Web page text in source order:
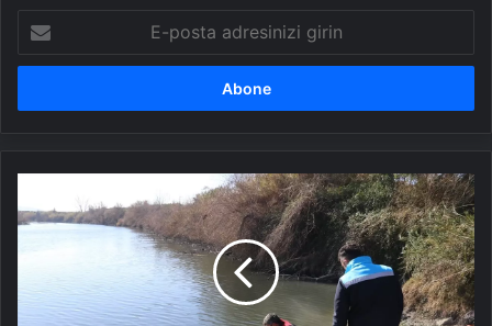
posta
adresinizi
Nehri'nde
Balık
Ölümleri
İnceleniyor